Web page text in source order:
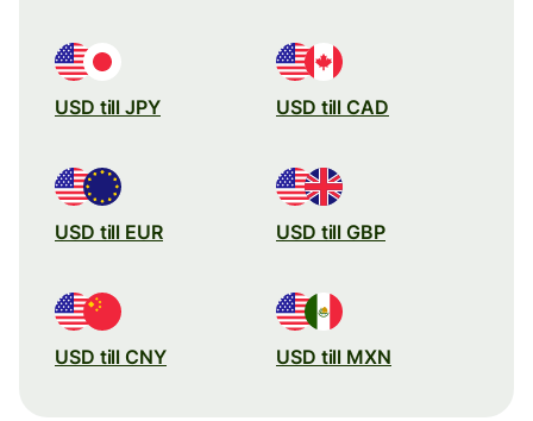
USD till JPY USD till CAD
USD till EUR USD till GBP
USD till CNY USD till MXN